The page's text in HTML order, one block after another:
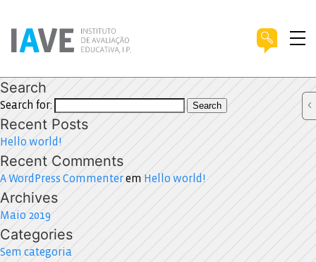
Search
Search for: Search
Recent Posts
Hello world!
Recent Comments
A WordPress Commenterem Hello world!
Archives
Maio 2019
Categories
Sem categoria